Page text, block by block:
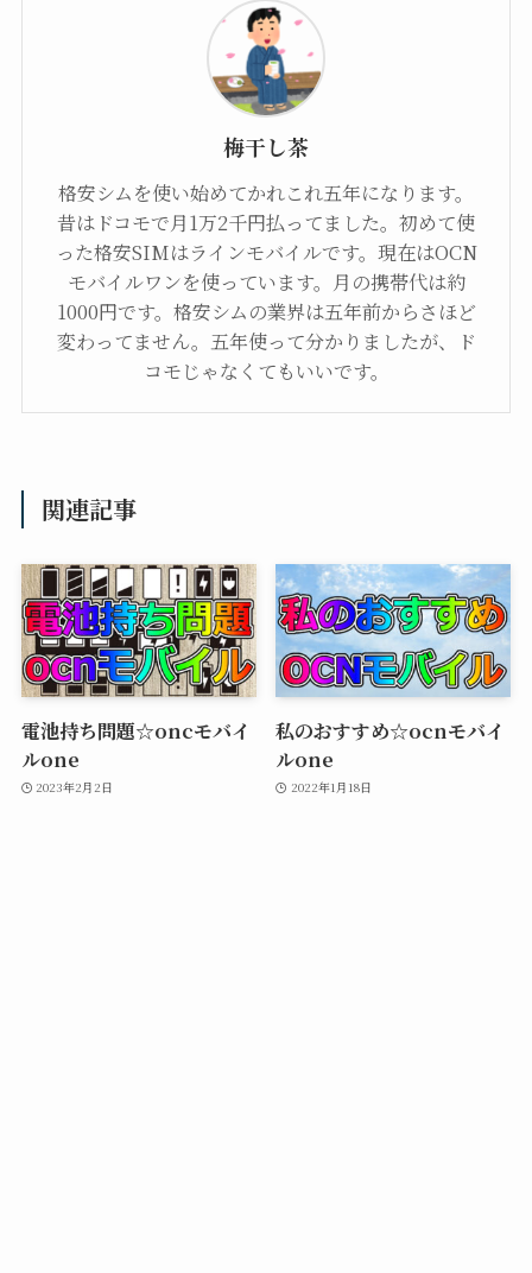
梅干し茶
格安シムを使い始めてかれこれ五年になります。
昔はドコモで月1万2千円払ってました。初めて使
った格安SIMはラインモバイルです。現在はOCN
モバイルワンを使っています。月の携帯代は約
1000円です。格安シムの業界は五年前からさほど
変わってません。五年使って分かりましたが、ド
コモじゃなくてもいいです。
関連記事
電池持ち問題☆oncモバイ
ルone
2023年2月2日
私のおすすめ☆ocnモバイ
ルone
2022年1月18日